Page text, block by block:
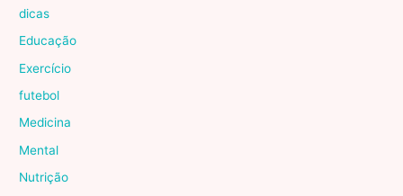
dicas
Educação
Exercício
futebol
Medicina
Mental
Nutrição